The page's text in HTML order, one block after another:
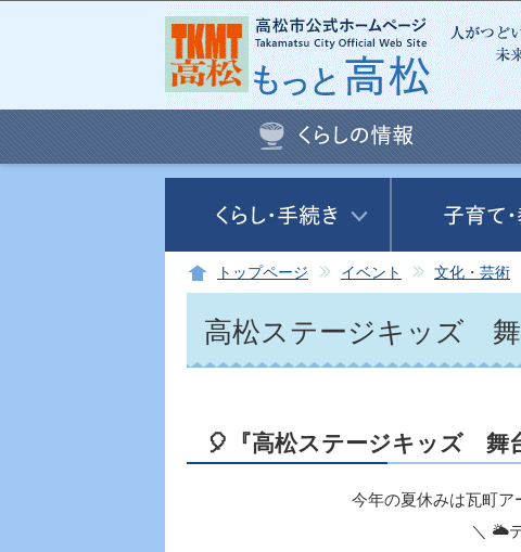
トップページ イベント 文化・芸術
高松ステージキッズ 舞
🎈『高松ステージキッズ 舞
今年の夏休みは瓦町ア
＼ 🌥